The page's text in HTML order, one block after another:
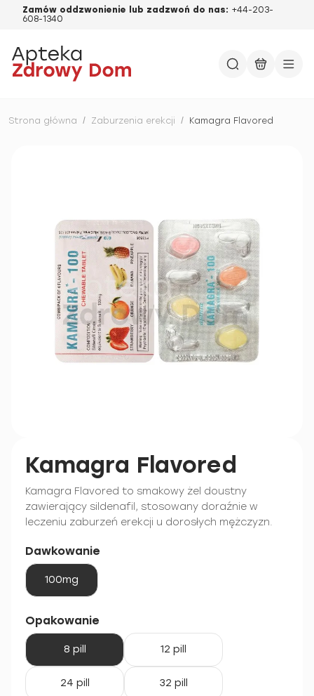
Zamów oddzwonienie lub zadzwoń do nas: +44-203-
608-1340
Strona główna / Zaburzenia erekcji / Kamagra Flavored
Kamagra Flavored
Kamagra Flavored to smakowy żel doustny
zawierający sildenafil, stosowany doraźnie w
leczeniu zaburzeń erekcji u dorosłych mężczyzn.
Dawkowanie
100mg
Opakowanie
8 pill 12 pill
24 pill 32 pill